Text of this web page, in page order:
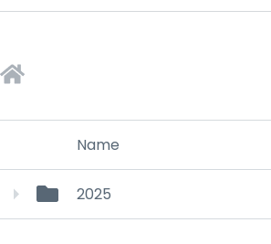
Name
2025